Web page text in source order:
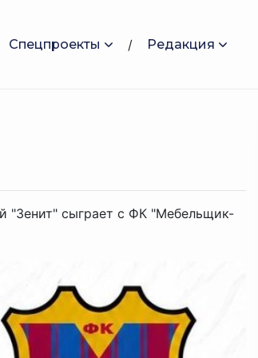
Спецпроекты Редакция
"Зенит" сыграет с ФК "Мебельщик-